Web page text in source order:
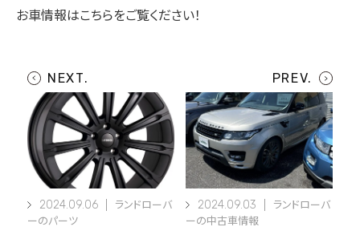
お車情報はこちらをご覧ください！
2024.09.06
ランドローバ
ーのパーツ
2024.09.03
ランドローバ
ーの中古車情報